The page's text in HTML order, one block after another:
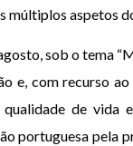
múltiplos aspetos
sob o tema
e, com recurso
de vida
portuguesa